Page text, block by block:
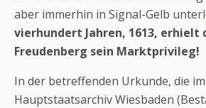
aber immerhin in Signal-Gelb
vierhundert Jahren, 1613, erhielt
Freudenberg sein Marktprivileg!
In der betreffenden Urkunde, die im
Hauptstaatsarchiv Wiesbaden